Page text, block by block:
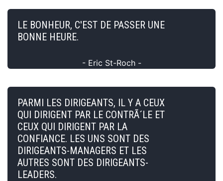
LE BONHEUR, C'EST DE PASSER UNE
BONNE HEURE.
- Eric St-Roch -
PARMI LES DIRIGEANTS, IL Y A CEUX
QUI DIRIGENT PAR LE CONTRÃ´LE ET
CEUX QUI DIRIGENT PAR LA
CONFIANCE. LES UNS SONT DES
DIRIGEANTS-MANAGERS ET LES
AUTRES SONT DES DIRIGEANTS-
LEADERS.